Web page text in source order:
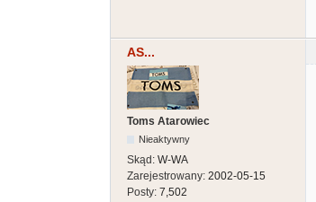
AS...
Toms Atarowiec
Nieaktywny
Skąd: W-WA
Zarejestrowany: 2002-05-15
Posty: 7,502